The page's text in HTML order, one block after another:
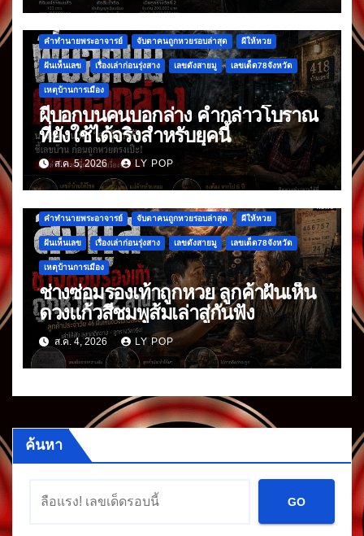
คำทำนายพระอาจารย์ จับตาคนถูกหวยรอบล่าสุด ผีให้หวย
ฝันเห็นเลข เรื่องเล่าก่อนรุ่งสาง เลขดังสายมู เลขเด็ด78จังหวัด
เหตุบ้านการเมือง
ผีบอกบนคนบอกล่าง คำกล่าวโบราณ
ที่ยังใช้ได้จริงสำหรับยุคนี้
ส.ค. 5, 2026 LY POP
คำทำนายพระอาจารย์ จับตาคนถูกหวยรอบล่าสุด ผีให้หวย
ฝันเห็นเลข เรื่องเล่าก่อนรุ่งสาง เลขดังสายมู เลขเด็ด78จังหวัด
เหตุบ้านการเมือง
ช่างซ่อมรองเท้าถูกหวย ลูกค้าฝันเห็น
ดวงแก้วสีชมพูส้มเล่าสู่กันฟัง
ส.ค. 4, 2026 LY POP
ค้นหา
GO